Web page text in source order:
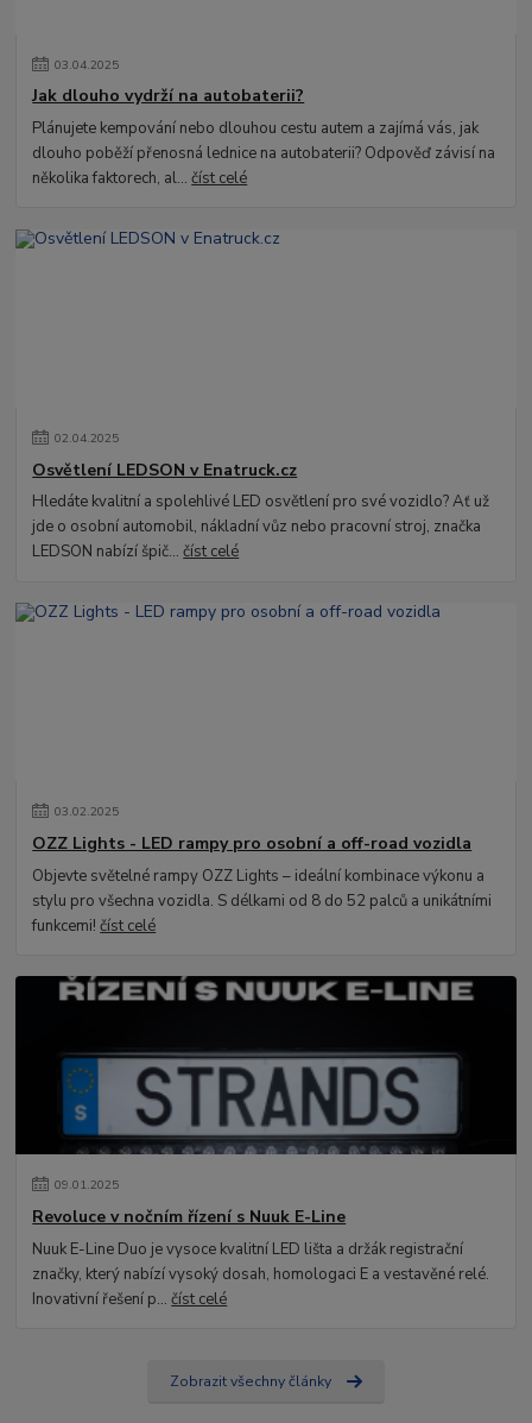
03.04.2025
Jak dlouho vydrží na autobaterii?
Plánujete kempování nebo dlouhou cestu autem a zajímá vás, jak
dlouho poběží přenosná lednice na autobaterii? Odpověď závisí na
několika faktorech, al...číst celé
02.04.2025
Osvětlení LEDSON v Enatruck.cz
Hledáte kvalitní a spolehlivé LED osvětlení pro své vozidlo? Ať už
jde o osobní automobil, nákladní vůz nebo pracovní stroj, značka
LEDSON nabízí špič...číst celé
03.02.2025
OZZ Lights - LED rampy pro osobní a off-road vozidla
Objevte světelné rampy OZZ Lights – ideální kombinace výkonu a
stylu pro všechna vozidla. S délkami od 8 do 52 palců a unikátními
funkcemi!číst celé
09.01.2025
Revoluce v nočním řízení s Nuuk E-Line
Nuuk E-Line Duo je vysoce kvalitní LED lišta a držák registrační
značky, který nabízí vysoký dosah, homologaci E a vestavěné relé.
Inovativní řešení p...číst celé
Zobrazit všechny články